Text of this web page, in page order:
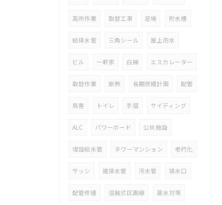
高所作業 取替工事 足場 貯水槽
給排水管 三角シール 屋上防水
ビル 一軒家 白線 エスカレーター
取替作業 断熱 長期修繕計画 配管
鳥害 トイレ 手摺 サイディング
ALC パワーボード 公共施設
埋設給水管 タワーマンション 老朽化
サッシ 雑排水管 汚水管 排水口
配管修繕 溶融式区画線 漏水対策